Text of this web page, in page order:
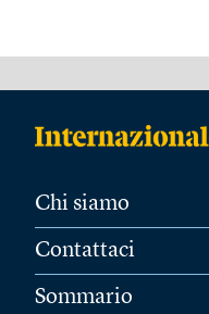
Chi siamo
Contattaci
Sommario